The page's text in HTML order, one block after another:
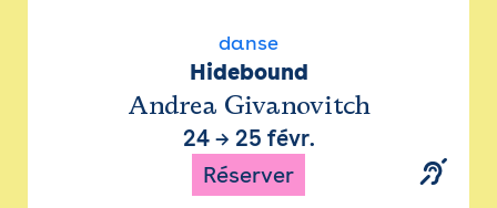
danse
Hidebound
Andrea Givanovitch
24→ 25 févr.
Réserver